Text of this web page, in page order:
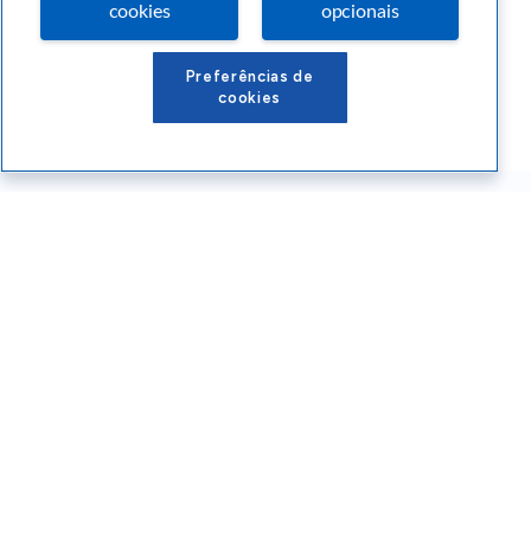
cookies
opcionais
Preferências de
cookies